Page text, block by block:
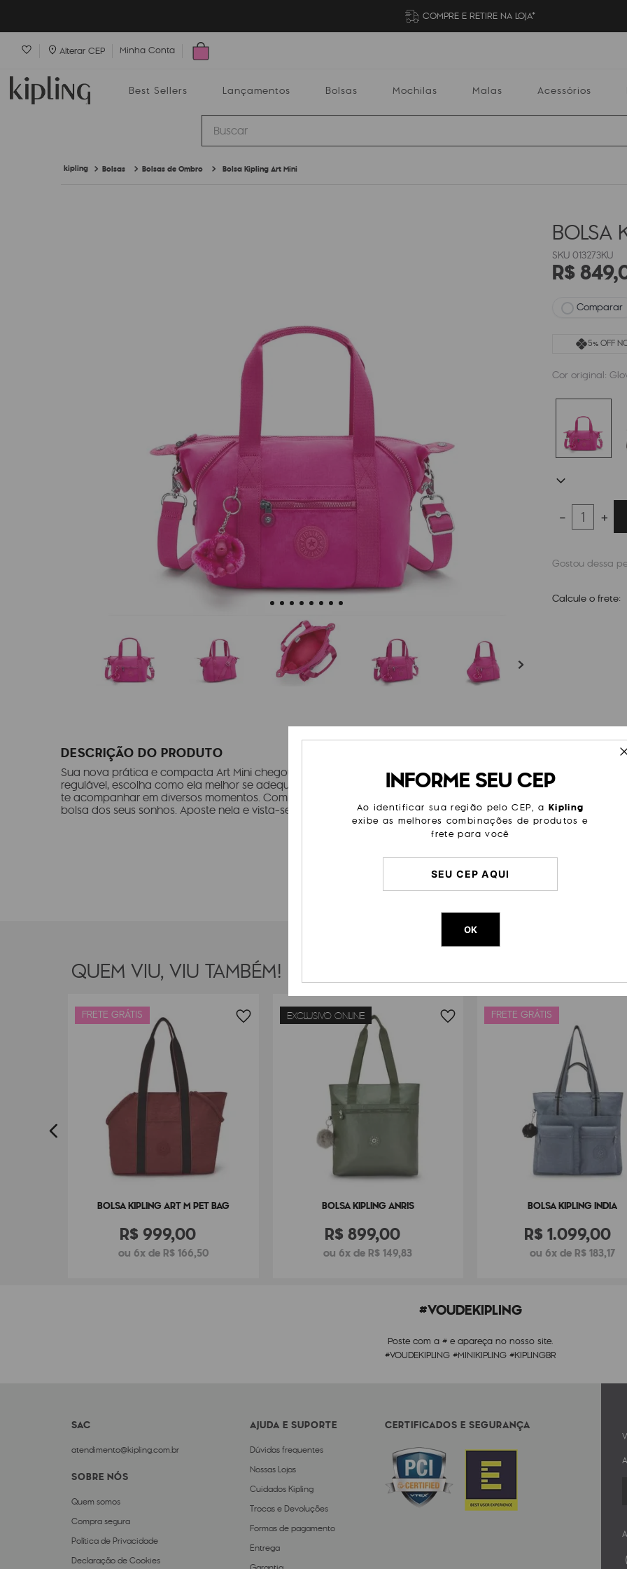
COMPRE E RETIRE NA LOJA*
Alterar CEP Minha Conta
Best Sellers Lançamentos Bolsas Mochilas Malas Acessórios
Buscar
Bolsas Bolsas de Ombro Bolsa Kipling Art Mini
BOLSA
013273KU
R$849,
Comparar
5% OFF
Cor original:
＋
－
Calcule o frete:
DESCRIÇÃO DO PRODUTO
Sua nova prática e compacta Art Mini chegou! Com opção de alça transversal
regulável, escolha como ela melhor se adequa ao seu estilo. Garanta a sua para
te acompanhar em diversos momentos. Compacta e elegante, a Art Mini é a
bolsa dos seus sonhos. Aposte nela e vista-se com estilo em diferentes ocasiões.
Cor
Modelo
Tamanho
Cor Original
QUEM VIU, VIU TAMBÉM!
FRETE GRÁTIS
BOLSA KIPLING ART M PET BAG
R$ 999,00
ou 6x de R$ 166,50
EXCLUSIVO ONLINE
BOLSA KIPLING ANRIS
R$ 899,00
ou 6x de R$ 149,83
FRETE GRÁTIS
BOLSA KIPLING INDIA
R$1.099,00
ou 6x de R$ 183,17
#VOUDEKIPLING
Poste com a # e apareça no nosso site.
#VOUDEKIPLING #MINIKIPLING #KIPLINGBR
SAC
atendimento@kipling.com.br
SOBRE NÓS
Quem somos
Compra segura
Política de Privacidade
Declaração de Cookies
AJUDA E SUPORTE
Dúvidas frequentes
Nossas Lojas
Cuidados Kipling
Trocas e Devoluções
Formas de pagamento
Entrega
CERTIFICADOS E SEGURANÇA
INFORME SEU CEP
Ao identificar sua região pelo CEP, a Kipling
exibe as melhores combinações de produtos e
frete para você
OK